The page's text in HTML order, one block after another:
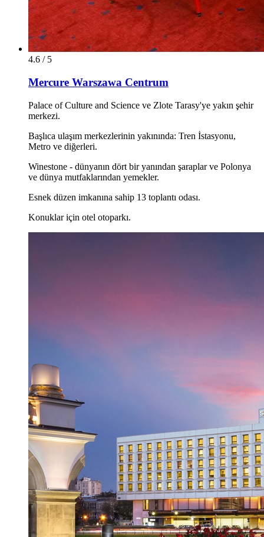
4.6 / 5
Mercure Warszawa Centrum
Palace of Culture and Science ve Zlote Tarasy'ye yakın şehir
merkezi.
Başlıca ulaşım merkezlerinin yakınında: Tren İstasyonu,
Metro ve diğerleri.
Winestone - dünyanın dört bir yanından şaraplar ve Polonya
ve dünya mutfaklarından yemekler.
Esnek düzen imkanına sahip 13 toplantı odası.
Konuklar için otel otoparkı.